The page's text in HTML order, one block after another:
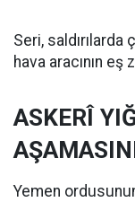
Seri,
hava aracının eş
ASKERÎ
Yemen